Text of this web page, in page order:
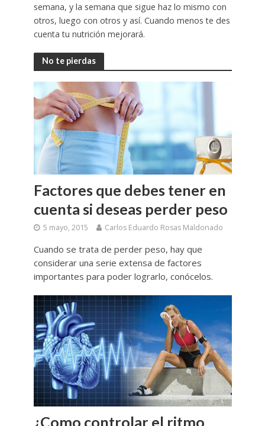
semana, y la semana que sigue haz lo mismo con
otros, luego con otros y así. Cuando menos te des
cuenta tu nutrición mejorará.
No te pierdas
Factores que debes tener en
cuenta si deseas perder peso
5 mayo, 2015 Carlos Eduardo Rosas Maldonado
Cuando se trata de perder peso, hay que
considerar una serie extensa de factores
importantes para poder lograrlo, conócelos.
¿Como controlar el ritmo